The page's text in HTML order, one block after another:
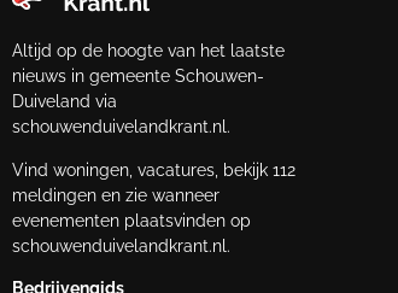
Altijd op de hoogte van het laatste
nieuws in gemeente Schouwen-
Duiveland via
schouwenduivelandkrant.nl.
Vind woningen, vacatures, bekijk 112
meldingen en zie wanneer
evenementen plaatsvinden op
schouwenduivelandkrant.nl.
Bedrijvengids